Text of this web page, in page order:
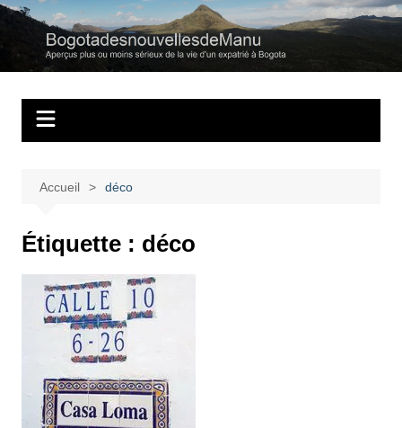
Aller
contenu
Regards personnels sur la vie d’expatrié à Bogota
Accueil déco
Étiquette : déco